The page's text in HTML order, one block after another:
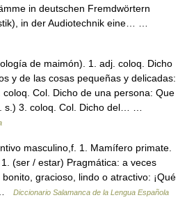
in deutschen Fremdwörtern
in der Audiotechnik eine… …
de maimón). 1. adj. coloq. Dicho
y de las cosas pequeñas y delicadas:
Col. Dicho de una persona: Que
s.) 3. coloq. Col. Dicho del… …
masculino,f. 1. Mamífero primate.
(ser / estar) Pragmática: a veces
gracioso, lindo o atractivo: ¡Qué
…
Diccionario Salamanca de la Lengua Española